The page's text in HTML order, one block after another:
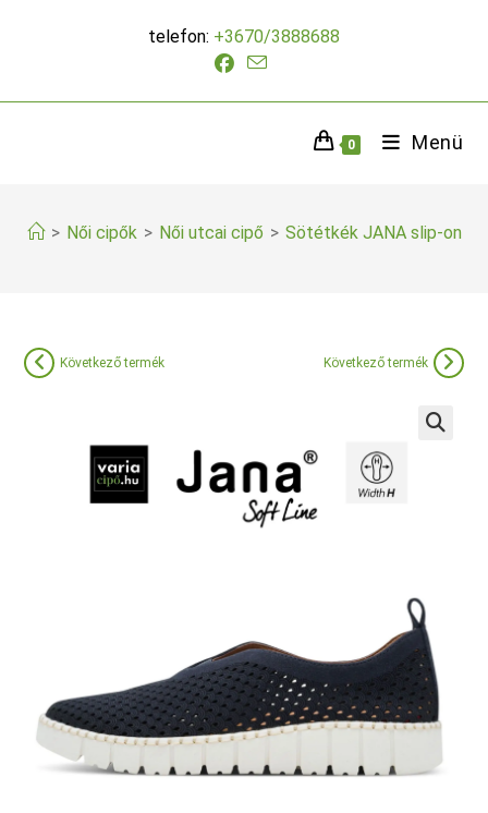
telefon: +3670/3888688
0 Menü
> Női cipők > Női utcai cipő > Sötétkék JANA slip-on
Következő termék Következő termék